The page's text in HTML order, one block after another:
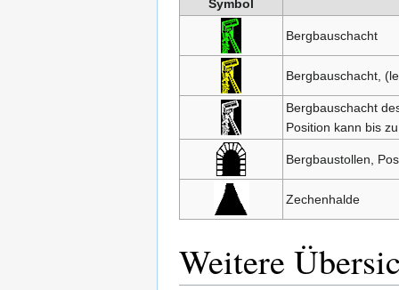
Symbol
Bergbauschacht
Bergbauschacht,
Bergbauschacht
Position kann bis
Bergbaustollen,
Zechenhalde
Weitere